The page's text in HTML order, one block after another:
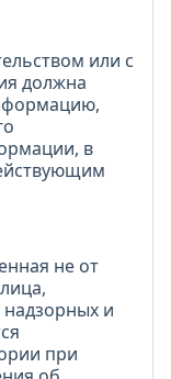
или с
должна
в
не от
и
при